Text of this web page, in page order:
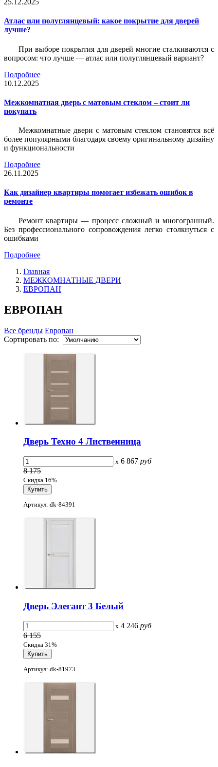
25.12.2025
Атлас или полуглянцевый: какое покрытие для дверей
лучше?
При выборе покрытия для дверей многие сталкиваются с
вопросом: что лучше — атлас или полуглянцевый вариант?
Подробнее
10.12.2025
Межкомнатная дверь с матовым стеклом – стоит ли
покупать
Межкомнатные двери с матовым стеклом становятся всё
более популярными благодаря своему оригинальному дизайну
и функциональности
Подробнее
26.11.2025
Как дизайнер квартиры помогает избежать ошибок в
ремонте
Ремонт квартиры — процесс сложный и многогранный.
Без профессионального сопровождения легко столкнуться с
ошибками
Подробнее
Главная
МЕЖКОМНАТНЫЕ ДВЕРИ
ЕВРОПАН
ЕВРОПАН
Все бренды Европан
Сортировать по:
Дверь Техно 4 Лиственница
x 6 867 руб
8 175
Скидка 16%
Артикул: dk-84391
Дверь Элегант 3 Белый
x 4 246 руб
6 155
Скидка 31%
Артикул: dk-81973